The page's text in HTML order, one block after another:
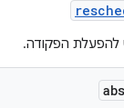
להפעלת הפקודה.